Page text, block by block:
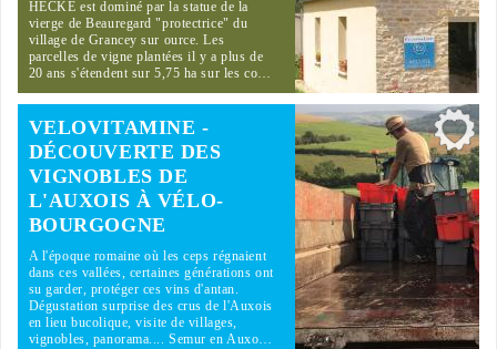
HECKE est dominé par la statue de la
vierge de Beauregard "protectrice" du
village de Grancey sur ource. Les
parcelles de vigne plantées il y a plus de
20 ans s'étendent sur 5,75 ha sur les co…
VELOVITAMINE -
DÉCOUVERTE DES
VIGNOBLES DE
L'AUXOIS À VÉLO-
BOURGOGNE
A l'époque romaine où les ceps régnaient
dans ces vallées, certaines générations ont
su garder, protéger ces vins d'antan.
Dégustation surprise des crus de l'Auxois
en lieu bucolique, visite de villages,
vignobles, panorama.... Semur en Auxo…